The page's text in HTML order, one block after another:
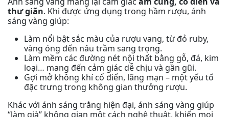
thư giãn. Khi được ứng dụng trong hầm rượu, ánh
sáng vàng giúp:
Làm nổi bật sắc màu của rượu vang, từ đỏ ruby,
vàng óng đến nâu trầm sang trọng.
Làm mềm các đường nét nội thất bằng gỗ, đá, kim
loại… mang đến cảm giác dễ chịu và gần gũi.
Gợi mở không khí cổ điển, lãng mạn – một yếu tố
đặc trưng trong không gian thưởng rượu.
Khác với ánh sáng trắng hiện đại, ánh sáng vàng giúp
“làm già” không gian một cách nghệ thuật, khiến mọi